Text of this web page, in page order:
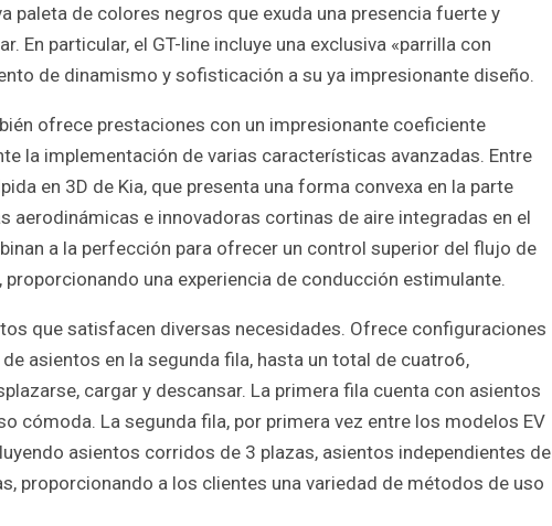
paleta de colores negros que exuda una presencia fuerte y
En particular, el GT-line incluye una exclusiva «parrilla con
de dinamismo y sofisticación a su ya impresionante diseño.
ofrece prestaciones con un impresionante coeficiente
la implementación de varias características avanzadas. Entre
en 3D de Kia, que presenta una forma convexa en la parte
aerodinámicas e innovadoras cortinas de aire integradas en el
a la perfección para ofrecer un control superior del flujo de
una experiencia de conducción estimulante.
que satisfacen diversas necesidades. Ofrece configuraciones
asientos en la segunda fila, hasta un total de cuatro6,
cargar y descansar. La primera fila cuenta con asientos
cómoda. La segunda fila, por primera vez entre los modelos EV
asientos corridos de 3 plazas, asientos independientes de
proporcionando a los clientes una variedad de métodos de uso